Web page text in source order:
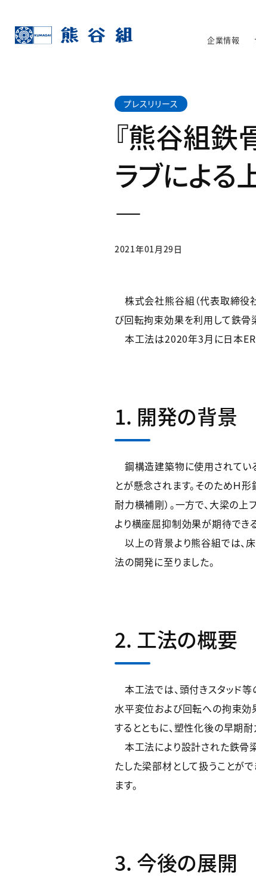
企業情報
プレスリリース
『熊谷組
ラブによる
―
2021年01月29日
株式会社熊谷組（代表取締役
び回転拘束効果を利用して鉄骨
本工法は2020年3月に日本
1. 開発の背景
鋼構造建築物に使用されてい
とが懸念されます。そのためＨ
耐力横補剛）。一方で、大梁の
より横座屈抑制効果が期待でき
以上の背景より熊谷組では、
法の開発に至りました。
2. 工法の概要
本工法では、頭付きスタッド
水平変位および回転への拘束効
するとともに、塑性化後の早期
本工法により設計された鉄骨
たした梁部材として扱うことが
ます。
3. 今後の展開